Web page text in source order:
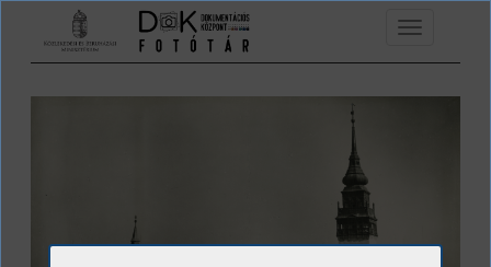
Ugrás a tartalomra
Toggle
navigation